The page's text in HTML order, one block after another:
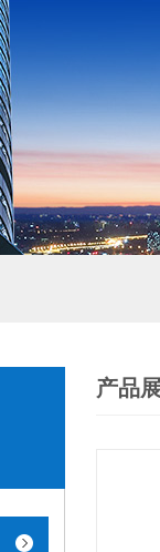
产品